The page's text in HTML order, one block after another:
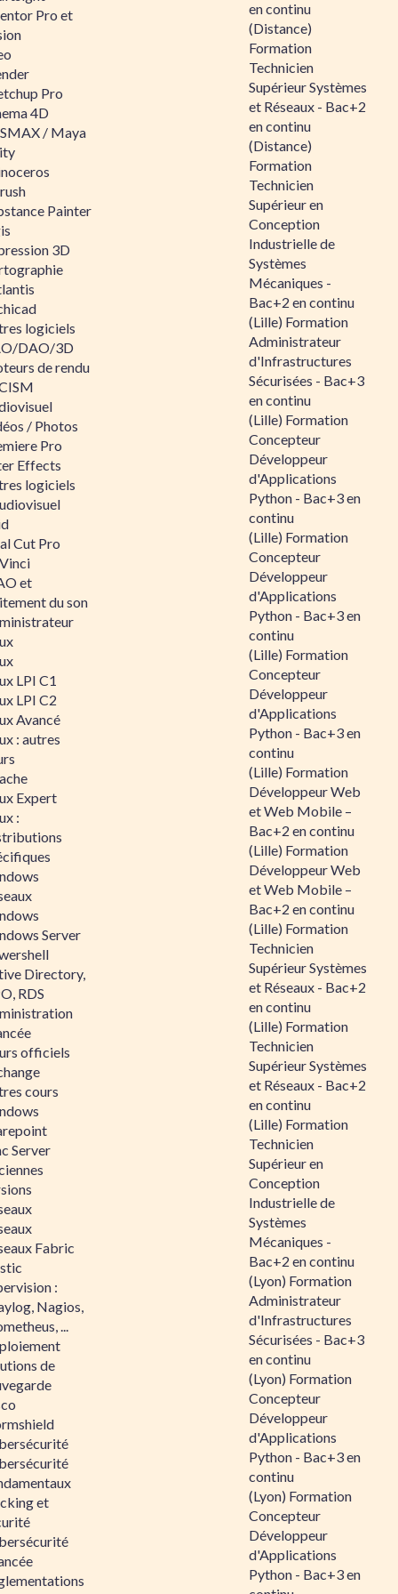
Pro et
Pro
4D
/ Maya
Painter
3D
logiciels
DAO/3D
de rendu
/ Photos
Pro
Effects
logiciels
Cut Pro
et
du son
LPI C1
LPI C2
Avancé
: autres
Expert
:
Server
Directory,
RDS
officiels
cours
Server
Fabric
:
Nagios,
...
de
et
en continu
(Distance)
Formation
Technicien
Supérieur Systèmes
et Réseaux - Bac+2
en continu
(Distance)
Formation
Technicien
Supérieur en
Conception
Industrielle de
Systèmes
Mécaniques -
Bac+2 en continu
(Lille) Formation
Administrateur
d'Infrastructures
Sécurisées - Bac+3
en continu
(Lille) Formation
Concepteur
Développeur
d'Applications
Python - Bac+3 en
continu
(Lille) Formation
Concepteur
Développeur
d'Applications
Python - Bac+3 en
continu
(Lille) Formation
Concepteur
Développeur
d'Applications
Python - Bac+3 en
continu
(Lille) Formation
Développeur Web
et Web Mobile –
Bac+2 en continu
(Lille) Formation
Développeur Web
et Web Mobile –
Bac+2 en continu
(Lille) Formation
Technicien
Supérieur Systèmes
et Réseaux - Bac+2
en continu
(Lille) Formation
Technicien
Supérieur Systèmes
et Réseaux - Bac+2
en continu
(Lille) Formation
Technicien
Supérieur en
Conception
Industrielle de
Systèmes
Mécaniques -
Bac+2 en continu
(Lyon) Formation
Administrateur
d'Infrastructures
Sécurisées - Bac+3
en continu
(Lyon) Formation
Concepteur
Développeur
d'Applications
Python - Bac+3 en
continu
(Lyon) Formation
Concepteur
Développeur
d'Applications
Python - Bac+3 en